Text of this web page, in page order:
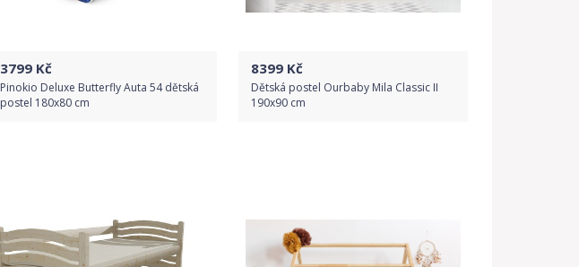
3799 Kč
Pinokio Deluxe Butterfly Auta 54 dětská
postel 180x80 cm
8399 Kč
Dětská postel Ourbaby Mila Classic II
190x90 cm